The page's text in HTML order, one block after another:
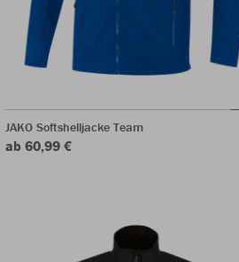
JAKO Softshelljacke Team
ab 60,99 €